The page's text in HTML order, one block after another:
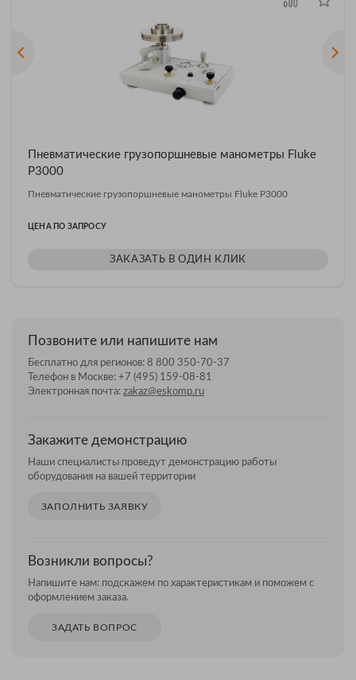
Пневматические грузопоршневые манометры Fluke
P3000
Пневматические грузопоршневые манометры Fluke P3000
ЦЕНА ПО ЗАПРОСУ
ЗАКАЗАТЬ В ОДИН КЛИК
Позвоните или напишите нам
Бесплатно для регионов: 8 800 350-70-37
Телефон в Москве: +7 (495) 159-08-81
Электронная почта: zakaz@eskomp.ru
Закажите демонстрацию
Наши специалисты проведут демонстрацию работы
оборудования на вашей территории
ЗАПОЛНИТЬ ЗАЯВКУ
Возникли вопросы?
Напишите нам: подскажем по характеристикам и поможем с
оформлением заказа.
ЗАДАТЬ ВОПРОС